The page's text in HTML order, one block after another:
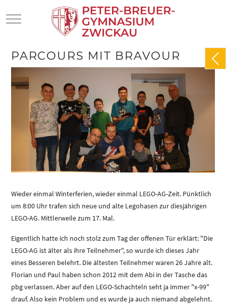
Mobile Menu Toggle
PARCOURS MIT BRAVOUR
Wieder einmal Winterferien, wieder einmal LEGO-AG-Zeit. Pünktlich
um 8:00 Uhr trafen sich neue und alte Legohasen zur diesjährigen
LEGO-AG. Mittlerweile zum 17. Mal.
Eigentlich hatte ich noch stolz zum Tag der offenen Tür erklärt: "Die
LEGO-AG ist älter als ihre Teilnehmer", so wurde ich dieses Jahr
eines Besseren belehrt. Die ältesten Teilnehmer waren 26 Jahre alt.
Florian und Paul haben schon 2012 mit dem Abi in der Tasche das
pbg verlassen. Aber auf den LEGO-Schachteln seht ja immer "x-99"
drauf. Also kein Problem und es wurde ja auch niemand abgelehnt.